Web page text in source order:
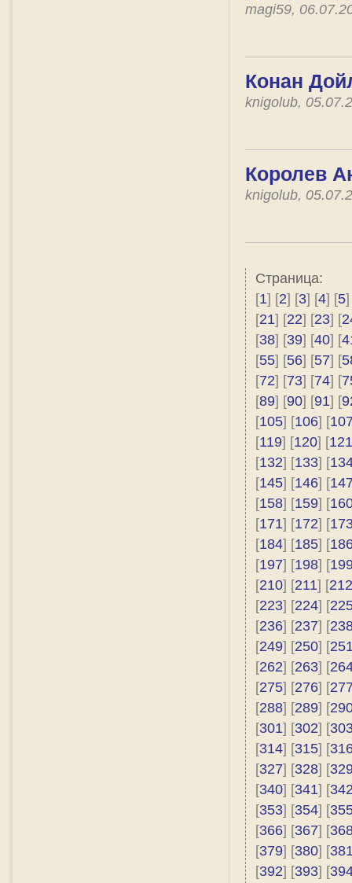
magi59,
Конан
knigolub,
Королев
knigolub,
Страница:
[1] [2] [3] [4] [5]
[21] [22] [23] [
[38] [39] [40] [
[55] [56] [57] [
[72] [73] [74] [
[89] [90] [91] [
[105] [106] [
[119] [120] [121
[132] [133] [
[145] [146] [
[158] [159] [
[171] [172] [
[184] [185] [
[197] [198] [
[210] [211] [212
[223] [224] [
[236] [237] [
[249] [250] [
[262] [263] [
[275] [276] [
[288] [289] [
[301] [302] [
[314] [315] [
[327] [328] [
[340] [341] [
[353] [354] [
[366] [367] [
[379] [380] [
[392] [393] [